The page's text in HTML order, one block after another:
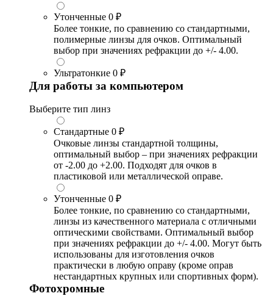
Утонченные 0 ₽
Более тонкие, по сравнению со стандартными,
полимерные линзы для очков. Оптимальный
выбор при значениях рефракции до +/- 4.00.
Ультратонкие 0 ₽
Для работы за компьютером
Выберите тип линз
Стандартные 0 ₽
Очковые линзы стандартной толщины,
оптимальный выбор – при значениях рефракции
от -2.00 до +2.00. Подходят для очков в
пластиковой или металлической оправе.
Утонченные 0 ₽
Более тонкие, по сравнению со стандартными,
линзы из качественного материала с отличными
оптическими свойствами. Оптимальный выбор
при значениях рефракции до +/- 4.00. Могут быть
использованы для изготовления очков
практически в любую оправу (кроме оправ
нестандартных крупных или спортивных форм).
Фотохромные